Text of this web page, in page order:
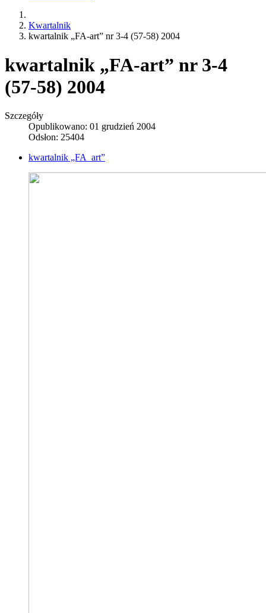
Kwartalnik
kwartalnik „FA-art” nr 3-4 (57-58) 2004
kwartalnik „FA-art” nr 3-4
(57-58) 2004
Szczegóły
Opublikowano: 01 grudzień 2004
Odsłon: 25404
kwartalnik „FA_art”